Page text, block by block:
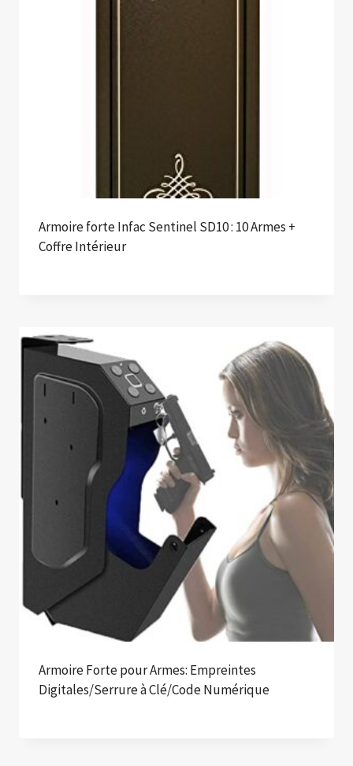
Armoire forte Infac Sentinel SD10 : 10 Armes +
Coffre Intérieur
Armoire Forte pour Armes: Empreintes
Digitales/Serrure à Clé/Code Numérique